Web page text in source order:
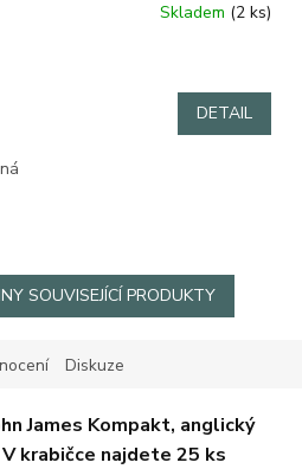
Skladem (2 ks)
DETAIL
SOUVISEJÍCÍ PRODUKTY
Diskuze
James Kompakt, anglický
V krabičce najdete 25 ks